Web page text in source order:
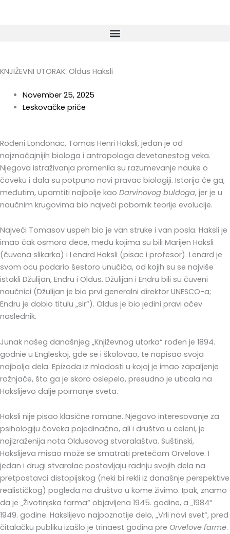
KNJIŽEVNI UTORAK: Oldus Haksli
November 25, 2025
Leskovačke priče
Rođeni Londonac, Tomas Henri Haksli, jedan je od
najznačajnijih biologa i antropologa devetanestog veka.
Njegova istraživanja promenila su razumevanje nauke o
čoveku i dala su potpuno novi pravac biologiji. Istorija će ga,
međutim, upamtiti najbolje kao Darvinovog buldoga, jer je u
naučnim krugovima bio najveći pobornik teorije evolucije.
Najveći Tomasov uspeh bio je van struke i van posla. Haksli je
imao čak osmoro dece, među kojima su bili Marijen Haksli
(čuvena slikarka) i Lenard Haksli (pisac i profesor). Lenard je
svom ocu podario šestoro unučića, od kojih su se najviše
istakli Džulijan, Endru i Oldus. Džulijan i Endru bili su čuveni
naučnici (Džulijan je bio prvi generalni direktor UNESCO-a;
Endru je dobio titulu „sir“). Oldus je bio jedini pravi očev
naslednik.
Junak našeg današnjeg „Književnog utorka“ rođen je 1894.
godnie u Engleskoj, gde se i školovao, te napisao svoja
najbolja dela. Epizoda iz mladosti u kojoj je imao zapaljenje
rožnjače, što ga je skoro oslepelo, presudno je uticala na
Hakslijevo dalje poimanje sveta.
Haksli nije pisao klasične romane. Njegovo interesovanje za
psihologiju čoveka pojedinačno, ali i društva u celeni, je
najizraženija nota Oldusovog stvaralaštva. Suštinski,
Hakslijeva misao može se smatrati pretečom Orvelove. I
jedan i drugi stvaralac postavljaju radnju svojih dela na
pretpostavci distopijskog (neki bi rekli iz današnje perspektive
realističkog) pogleda na društvo u kome živimo. Ipak, znamo
da je „Životinjska farma“ objavljena 1945. godine, a „1984“
1949. godine. Hakslijevo najpoznatije delo, „Vrli novi svet“, pred
čitalačku publiku izašlo je trinaest godina pre Orvelove farme.